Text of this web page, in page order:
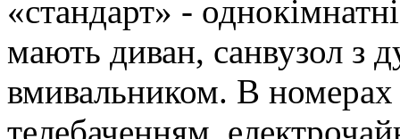
«стандарт» -
мають диван, санвузол з
вмивальником. В номерах
телебаченням,